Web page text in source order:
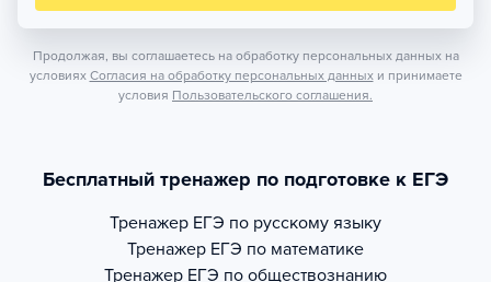
Продолжая, вы соглашаетесь на обработку персональных данных на
условиях Согласия на обработку персональных данных и принимаете
условия Пользовательского соглашения.
Бесплатный тренажер по подготовке к ЕГЭ
Тренажер ЕГЭ по русскому языку
Тренажер ЕГЭ по математике
Тренажер ЕГЭ по обществознанию